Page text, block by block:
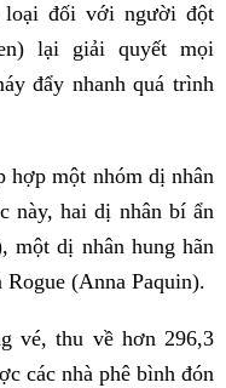
loại đối với người đột
lại giải quyết mọi
đẩy nhanh quá trình
hợp một nhóm dị nhân
này, hai dị nhân bí ẩn
một dị nhân hung hãn
(Anna Paquin).
vé, thu về hơn 296,3
các nhà phê bình đón